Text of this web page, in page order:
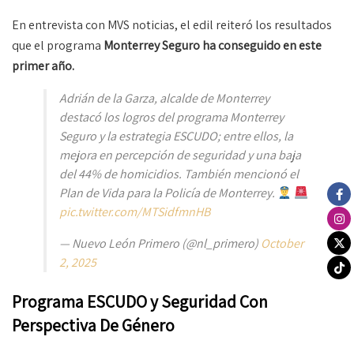
En entrevista con MVS noticias, el edil reiteró los resultados
que el programa Monterrey Seguro ha conseguido en este
primer año.
Adrián de la Garza, alcalde de Monterrey
destacó los logros del programa Monterrey
Seguro y la estrategia ESCUDO; entre ellos, la
mejora en percepción de seguridad y una baja
del 44% de homicidios. También mencionó el
Plan de Vida para la Policía de Monterrey.
pic.twitter.com/MTSidfmnHB
— Nuevo León Primero (@nl_primero) October
2, 2025
Programa ESCUDO y Seguridad Con
Perspectiva De Género